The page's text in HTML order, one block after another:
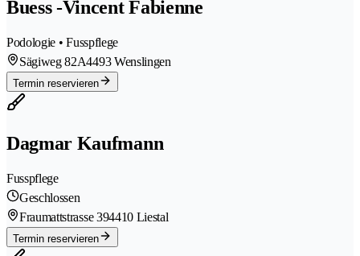
Buess -Vincent Fabienne
Podologie • Fusspflege
Sägiweg 82A4493 Wenslingen
Termin reservieren
Dagmar Kaufmann
Fusspflege
Geschlossen
Fraumattstrasse 394410 Liestal
Termin reservieren